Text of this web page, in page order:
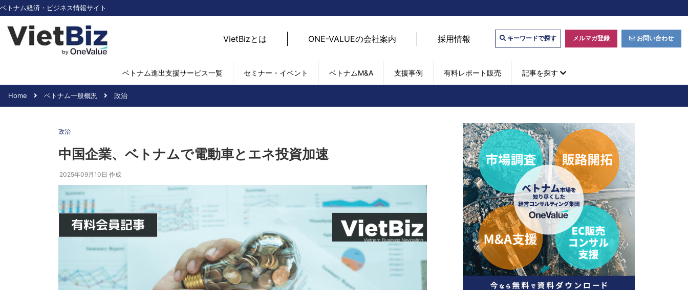
ベトナム経済・ビジネス情報サイト
VietBizとは ONE-VALUEの会社案内 採用情報 キーワードで探す メルマガ登録 お問い合わせ
ベトナム進出支援サービス一覧 セミナー・イベント ベトナムM&A 支援事例 有料レポート販売 記事を探す
日用消費・小売
デジタル経済・IT
物流・倉庫
アパレル
加工食品
化学・素材
SDGs・ESG
外国直接投資（FDI）
現地パートナー探索
デジタルマーケティング・
web広告
M&A動向
ベトナム企業買収・出資
ベトナム進出
会社設立
外資規制
ベトナム企業
ベトナム企業動向
スタートアップ企業
ベトナム人材
特定技能
高度人材・エンジニア
ベトナム一般概況
ベトナムでの生活
文化・社会
Home ベトナム一般概況 政治
政治
中国企業、ベトナムで電動車とエネ投資加速
2025年09月10日 作成